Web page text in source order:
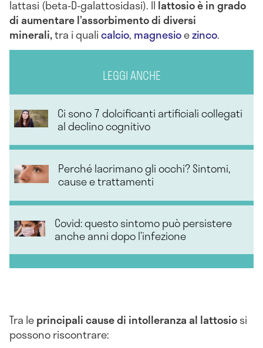
lattasi (beta-D-galattosidasi). Il lattosio è in grado
di aumentare l’assorbimento di diversi
minerali,tra i qualicalcio, magnesioezinco.
LEGGI ANCHE
Ci sono 7 dolcificanti artificiali collegati
al declino cognitivo
Perché lacrimano gli occhi? Sintomi,
cause e trattamenti
Covid: questo sintomo può persistere
anche anni dopo l’infezione
Tra leprincipali cause di intolleranza al lattosiosi
possono riscontrare: